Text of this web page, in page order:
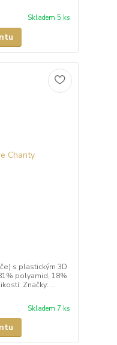
Skladem 5 ks
s plastickým 3D
polyamid, 18%
Značky: ...
Skladem 7 ks